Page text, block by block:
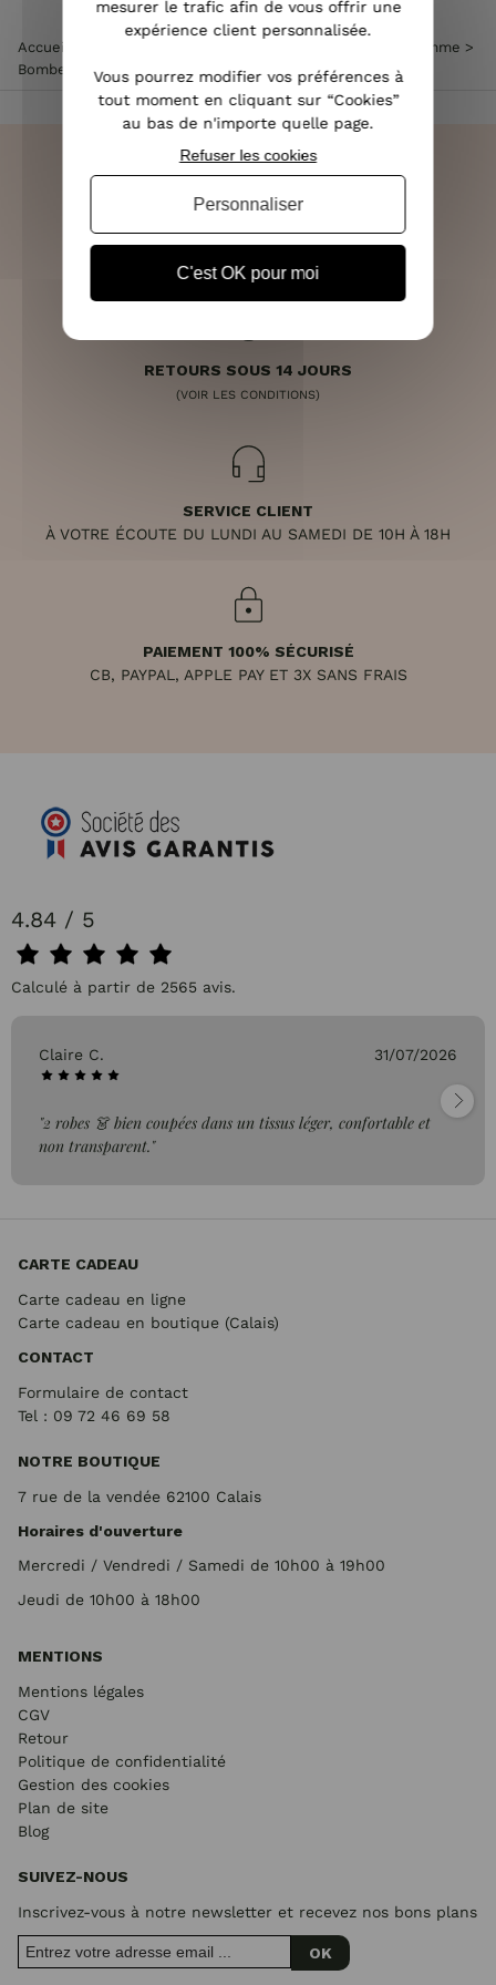
Accueil Bombers femme >
Bombers femme noir dentelle
LIVRAISON RAPIDE
RETOURS SOUS 14 JOURS
(VOIR LES CONDITIONS)
SERVICE CLIENT
À VOTRE ÉCOUTE DU LUNDI AU SAMEDI DE 10H À 18H
PAIEMENT 100% SÉCURISÉ
CB, PAYPAL, APPLE PAY ET 3X SANS FRAIS
4.84 / 5
Calculé à partir de 2565 avis.
Claire C. 31/07/2026
"2 robes 👗 bien coupées dans un tissus léger, confortable et
non transparent."
CARTE CADEAU
Carte cadeau en ligne
Carte cadeau en boutique (Calais)
CONTACT
Formulaire de contact
Tel : 09 72 46 69 58
NOTRE BOUTIQUE
7 rue de la vendée 62100 Calais
Horaires d'ouverture
Mercredi / Vendredi / Samedi de 10h00 à 19h00
Jeudi de 10h00 à 18h00
MENTIONS
Mentions légales
CGV
Retour
Politique de confidentialité
Gestion des cookies
Plan de site
Blog
SUIVEZ-NOUS
Inscrivez-vous à notre newsletter et recevez nos bons plans
OK
mesurer le trafic afin de vous offrir une
expérience client personnalisée.
Vous pourrez modifier vos préférences à
tout moment en cliquant sur “Cookies”
au bas de n'importe quelle page.
C'est OK pour moi
Refuser les cookies
Personnaliser